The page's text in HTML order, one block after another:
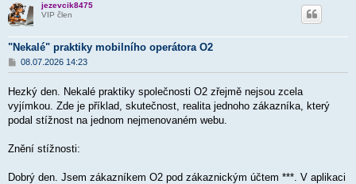
jezevcik8475
VIP člen
"Nekalé" praktiky mobilního operátora O2
P
ř
s
p
ě
v
k
08.07.2026 14:23
Hezký den. Nekalé praktiky společnosti O2 zřejmě nejsou zcela
vyjímkou. Zde je příklad, skutečnost, realita jednoho zákazníka, který
podal stížnost na jednom nejmenovaném webu.
Znění stížnosti:
Dobrý den. Jsem zákazníkem O2 pod zákaznickým účtem ***. V aplikaci